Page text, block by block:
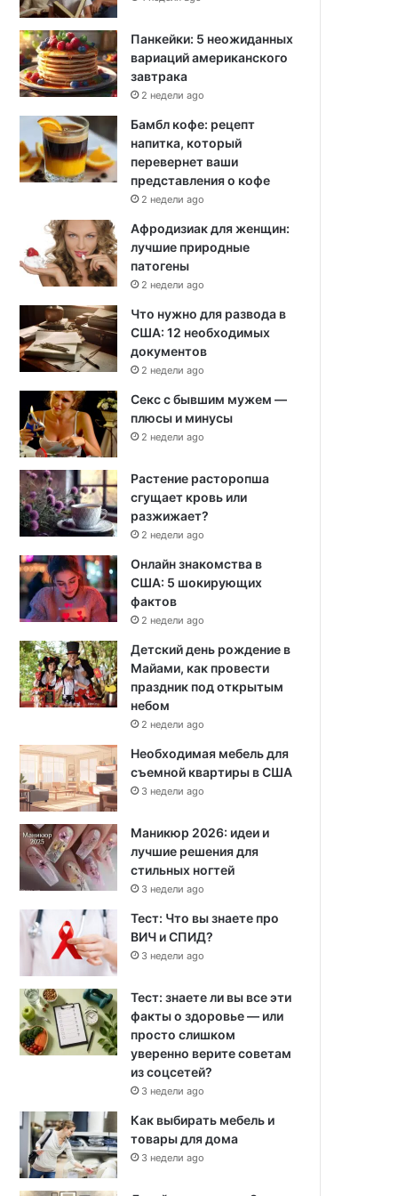
Панкейки: 5 неожиданных
вариаций американского
завтрака
2 недели ago
Бамбл кофе: рецепт
напитка, который
перевернет ваши
представления о кофе
2 недели ago
Афродизиак для женщин:
лучшие природные
патогены
2 недели ago
Что нужно для развода в
США: 12 необходимых
документов
2 недели ago
Секс с бывшим мужем —
плюсы и минусы
2 недели ago
Растение расторопша
сгущает кровь или
разжижает?
2 недели ago
Онлайн знакомства в
США: 5 шокирующих
фактов
2 недели ago
Детский день рождение в
Майами, как провести
праздник под открытым
небом
2 недели ago
Необходимая мебель для
съемной квартиры в США
3 недели ago
Маникюр 2026: идеи и
лучшие решения для
стильных ногтей
3 недели ago
Тест: Что вы знаете про
ВИЧ и СПИД?
3 недели ago
Тест: знаете ли вы все эти
факты о здоровье — или
просто слишком
уверенно верите советам
из соцсетей?
3 недели ago
Как выбирать мебель и
товары для дома
3 недели ago